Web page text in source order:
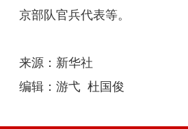
京部队官兵代表等。
来源：新华社
编辑：游弋 杜国俊